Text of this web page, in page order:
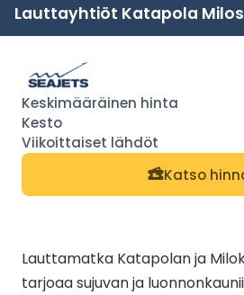
Lauttayhtiöt Katapola Milos
Katso
Lauttamatka Katapolan ja
tarjoaa sujuvan ja